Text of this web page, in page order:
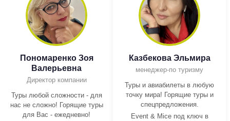
Пономаренко Зоя
Валерьевна
Директор компании
Туры любой сложности - для
нас не сложно! Горящие туры
для Вас - ежедневно!
Казбекова Эльмира
менеджер-по туризму
Туры и авиабилеты в любую
точку мира! Горящие туры и
спецпредложения.
Event & Mice под ключ в